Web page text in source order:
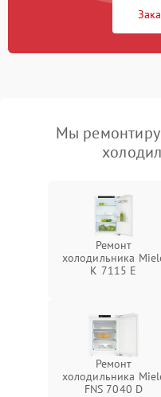
Мы
Ремонт
холодильника
K 7115 E
Ремонт
холодильника
FNS 7040 D